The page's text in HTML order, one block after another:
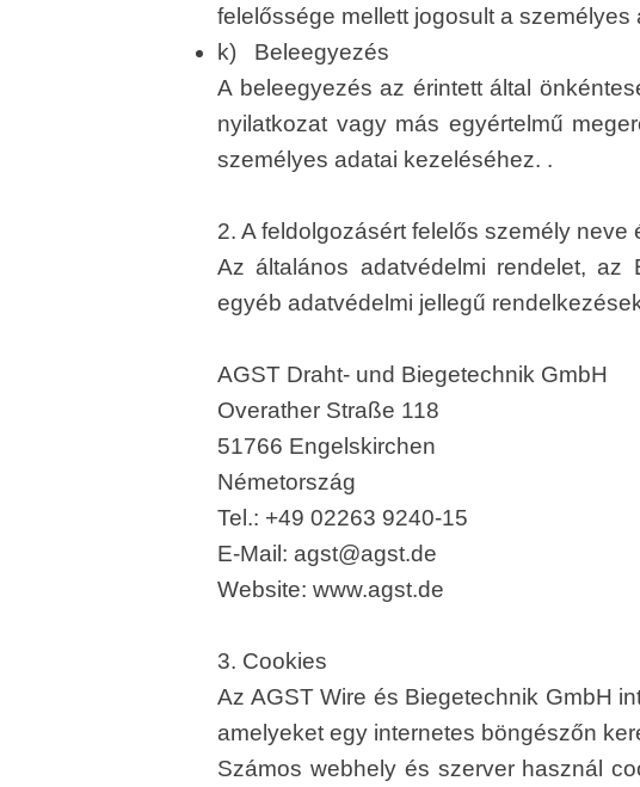
felelőssége mellett jogosult a személyes
k) Beleegyezés
A beleegyezés az érintett által
nyilatkozat vagy más egyértelmű
személyes adatai kezeléséhez. .
2. A feldolgozásért felelős személy neve
Az általános adatvédelmi rendelet, az
egyéb adatvédelmi jellegű
AGST Draht- und Biegetechnik GmbH
Overather Straße 118
51766 Engelskirchen
Németország
Tel.: +49 02263 9240-15
E-Mail: agst@agst.de
Website: www.agst.de
3. Cookies
Az AGST Wire és Biegetechnik GmbH
amelyeket egy internetes böngészőn
Számos webhely és szerver használ